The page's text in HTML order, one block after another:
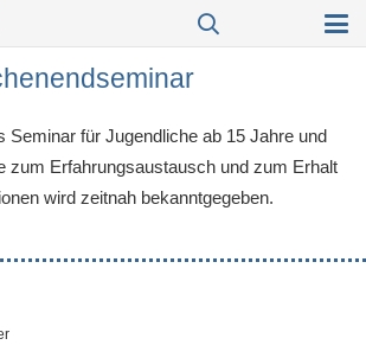
Seminar für Jugendliche ab 15 Jahre und
zum Erfahrungsaustausch und zum Erhalt
wird zeitnah bekanntgegeben.